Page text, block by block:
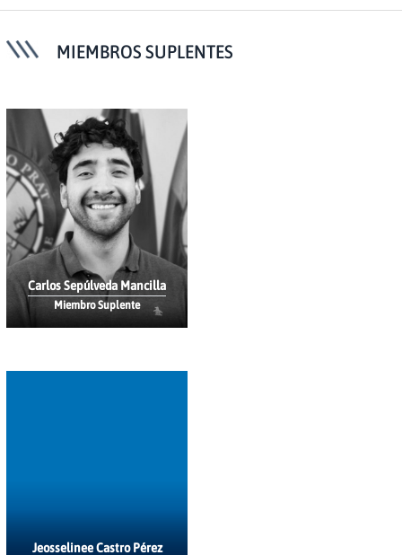
MIEMBROS SUPLENTES
Carlos Sepúlveda Mancilla
Miembro Suplente
Jeosselinee Castro Pérez